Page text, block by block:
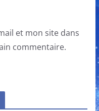
et mon site dans
commentaire.